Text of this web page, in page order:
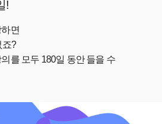
!
면
죠?
를 모두 180일 동안 들을 수